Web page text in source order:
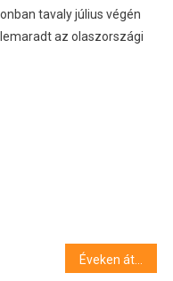
tavaly július végén
az olaszországi